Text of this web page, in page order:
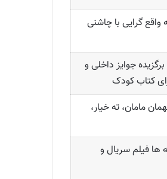
گرایی با چاشنی
برگزیده جوایز داخلی و
کتاب کودک
مامان، ته خیار،
ها فیلم سریال و